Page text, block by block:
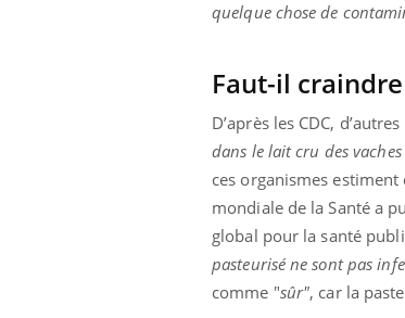
quelque chose de
Faut-il
D’après les CDC,
dans le lait cru des
ces organismes
mondiale de la Santé a
global pour la santé
pasteurisé ne sont pas
comme "sûr", car la